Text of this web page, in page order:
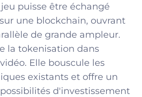
puisse être échangé
une blockchain, ouvrant
de grande ampleur.
la tokenisation dans
Elle bouscule les
existants et offre un
d'investissement